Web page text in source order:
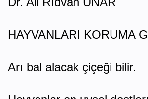
HAYVANLARI KORUMA
Arı bal alacak çiçeği bilir.